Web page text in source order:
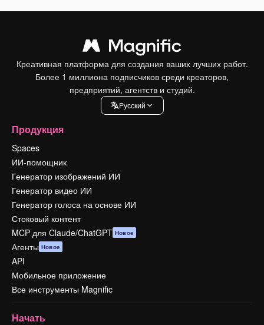
Креативная платформа для создания ваших лучших работ.
Более 1 миллиона подписчиков среди креаторов,
предприятий, агентств и студий.
Pусский
Продукция
Spaces
ИИ-помощник
Генератор изображений ИИ
Генератор видео ИИ
Генератор голоса на основе ИИ
Стоковый контент
MCP для Claude/ChatGPT Новое
Агенты Новое
API
Мобильное приложение
Все инструменты Magnific
Начать